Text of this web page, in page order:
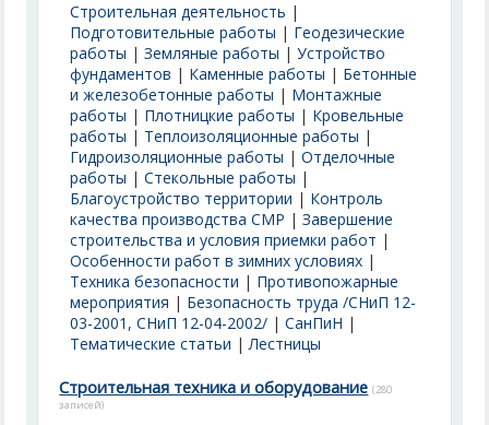
Строительная деятельность |
Подготовительные работы | Геодезические
работы |Земляные работы |Устройство
фундаментов | Каменные работы | Бетонные
и железобетонные работы | Монтажные
работы | Плотницкие работы | Кровельные
работы | Теплоизоляционные работы |
Гидроизоляционные работы |Отделочные
работы |Стекольные работы |
Благоустройство территории | Контроль
качества производства СМР |Завершение
строительства и условия приемки работ |
Особенности работ в зимних условиях |
Техника безопасности | Противопожарные
мероприятия | Безопасность труда /СНиП 12-
03-2001, СНиП 12-04-2002/ |СанПиН |
Тематические статьи |Лестницы
Строительная техника и оборудование (280
записей)